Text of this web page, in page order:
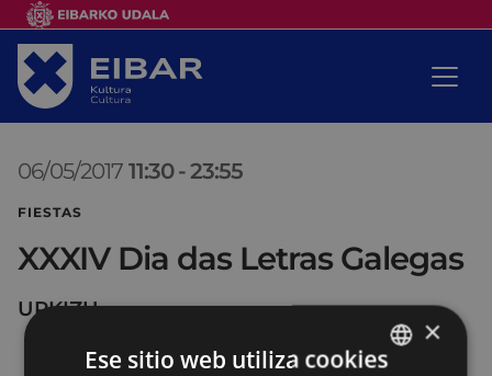
06/05/2017 11:30 -23:55
FIESTAS
XXXIV Dia das Letras Galegas
URKIZU
×
Ese sitio web utiliza cookies